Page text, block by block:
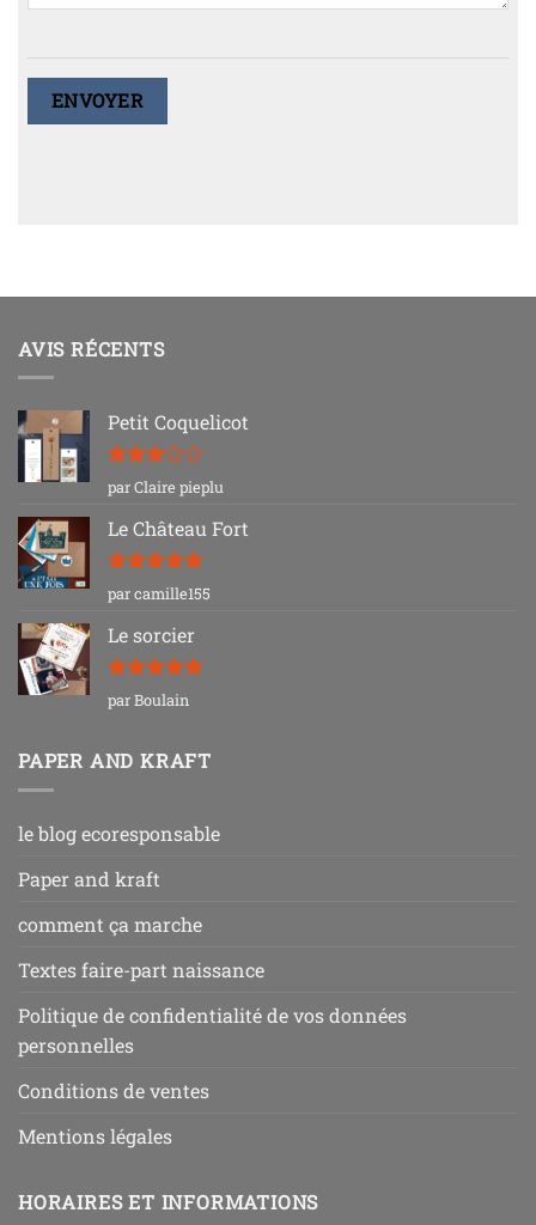
AVIS RÉCENTS
Petit Coquelicot
Note3
sur 5
par Claire pieplu
Le Château Fort
Note5sur
5
par camille155
Le sorcier
Note5sur
5
par Boulain
PAPER AND KRAFT
le blog ecoresponsable
Paper and kraft
comment ça marche
Textes faire-part naissance
Politique de confidentialité de vos données
personnelles
Conditions de ventes
Mentions légales
HORAIRES ET INFORMATIONS